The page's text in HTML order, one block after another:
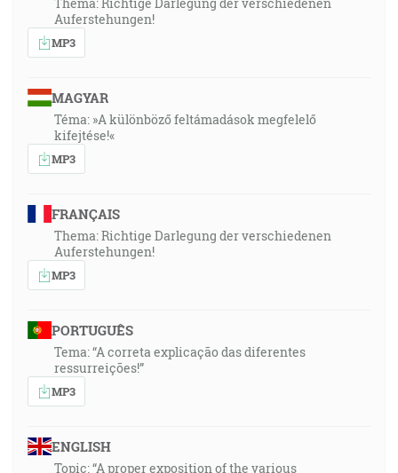
Auferstehungen!
MP3
MAGYAR
Téma: »A különböző feltámadások megfelelő
kifejtése!«
MP3
FRANÇAIS
Thema: Richtige Darlegung der verschiedenen
Auferstehungen!
MP3
PORTUGUÊS
Tema: “A correta explicação das diferentes
ressurreições!”
MP3
ENGLISH
Topic: “A proper exposition of the various